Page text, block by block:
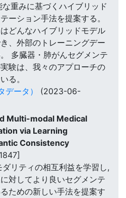
重みに基づくハイブリッド
ーション手法を提案する。
どんなハイブリッドモデル
、外部のトレーニングデー
多臓器・肺がんセグメンテ
験は、我々のアプローチの
る。
データ）
(2023-06-
Multi-modal Medical
via Learning
Consistency
リティの相互利益を学習し,
対してより良いセグメンテ
ための新しい手法を提案す